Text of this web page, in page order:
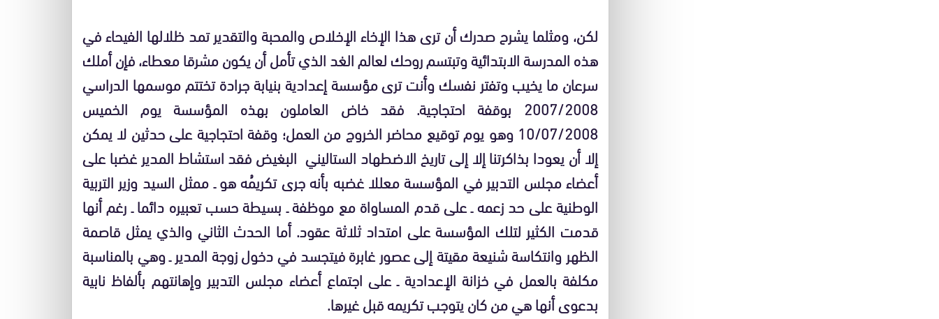
لكن، ومثلما يشرح صدرك أن ترى هذا الإخاء الإخلاص والمحبة والتقدير تمد ظلالها الفيحاء في
هذه المدرسة الابتدائية وتبتسم روحك لعالم الغد الذي تأمل أن يكون مشرقا معطاء، فإن أملك
سرعان ما يخيب وتفتر نفسك وأنت ترى مؤسسة إعدادية بنيابة جرادة تختتم موسمها الدراسي
2007/2008 بوقفة احتجاجية. فقد خاض العاملون بهذه المؤسسة يوم الخميس
10/07/2008 وهو يوم توقيع محاضر الخروج من العمل؛ وقفة احتجاجية على حدثين لا يمكن
إلا أن يعودا بذاكرتنا إلا إلى تاريخ الاضطهاد الستاليني البغيض فقد استشاط المدير غضبا على
أعضاء مجلس التدبير في المؤسسة معللا غضبه بأنه جرى تكريمُه هو ـ ممثل السيد وزير التربية
الوطنية على حد زعمه ـ على قدم المساواة مع موظفة ـ بسيطة حسب تعبيره دائما ـ رغم أنها
قدمت الكثير لتلك المؤسسة على امتداد ثلاثة عقود. أما الحدث الثاني والذي يمثل قاصمة
الظهر وانتكاسة شنيعة مقيتة إلى عصور غابرة فيتجسد في دخول زوجة المدير ـ وهي بالمناسبة
مكلفة بالعمل في خزانة الإعدادية ـ على اجتماع أعضاء مجلس التدبير وإهانتهم بألفاظ نابية
بدعوى أنها هي من كان يتوجب تكريمه قبل غيرها.